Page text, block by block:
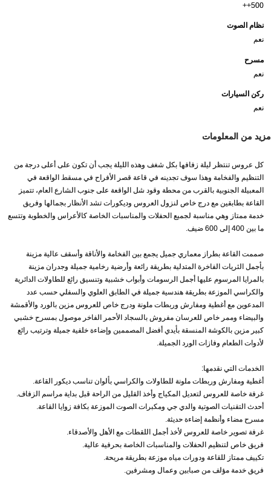
500++
نظام الصوت
نعم
مسرح
نعم
ركن السيارات
نعم
مزيد من المعلومات
كل عروس تنتظر ليلة زفافها بكل شغف وهذه الليلة يجب أن تكون على أعلى درجة من
التنظيم والفخامة وهذا سوف تجدينه في قاعة قصر الأفراح في مسقط الواقعة في
المعبيلة الجنوبية بالقرب من محطة وقود شل الواقعة على جنوب الشارع العام، تتميز
القاعة بطابقين مع درج خاص لنزول العروس وديكورات تشد الأنظار بجمالها وفريق
خدمة ممتاز وهي مناسبة لجميع الحفلات والمناسبات الخاصة كالأعراس والخطوبة وتتسع
ما بين 400 إلى 600 ضيف.
صممت القاعة بطراز معماري جميل يجمع بين الفخامة والأناقة وأسقف عالية مزينة
بأجمل الثريات الفاخرة المتدلية بطريقة رائعة وأرضية رخامية جميلة وجدران مزينة
بالمرايا المرسوم عليها أجمل الرسومات وأبواب خشبية وتنسيق رائع للطاولات الدائرية
والكراسي الموزعة بطريقة هندسية جميلة في الطابق العلوي والسفلي حسب عدد
المدعوين مع أغطية ومفارش وربطات ملونة ودرج خاص للعروس مزين بالورد والأقمشة
والبيضاء وممر خاص للعرسان مفروش بالسجاد الأحمر الفاخر موصول بمسرح خشبي
كبير مزين بالكوشة المنسقة بأيدي أفضل المصممين وإضاءة خلفية جميلة وترتيب رائع
لأدوات الطعام وفازات الورد الجميلة.
الخدمات التي نقدمها:
أغطية ومفارش وربطات ملونة للطاولات والكراسي بألوان تناسب ديكور القاعة.
غرفة خاصة للعروس لتعديل المكياج وأخذ القليل من الراحة قبل بداية مراسم الزفاف.
أحدث التقنيات الصوتية والدي جي ومكبرات الصوت الموزعة بكافة زوايا القاعة.
مسرح مضاء وأنظمة إضاءة حديثة.
غرفة تصوير خاصة للعروس لأخذ أجمل اللقطات مع الأهل والأصدقاء.
فريق خاص لتنظيم الحفلات والمناسبات الخاصة بحرفية عالية.
تكييف ممتاز للقاعة ودورات مياه موزعة بطريقة مريحة.
فريق خدمة مؤلف من صبابين وعمال ومشرفين.